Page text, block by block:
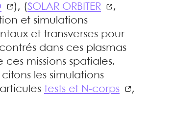
), (SOLAR ORBITER
,
et simulations
et transverses pour
dans ces plasmas
missions spatiales.
les simulations
tests et N-corps
,